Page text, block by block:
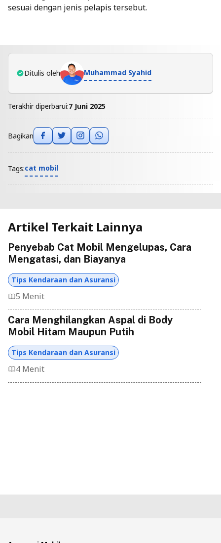
sesuai dengan jenis pelapis tersebut.
Ditulis oleh Muhammad Syahid
Terakhir diperbarui:7 Juni 2025
Bagikan
Tags:cat mobil
Artikel Terkait Lainnya
Penyebab Cat Mobil Mengelupas, Cara
Mengatasi, dan Biayanya
Tips Kendaraan dan Asuransi
5 Menit
Cara Menghilangkan Aspal di Body
Mobil Hitam Maupun Putih
Tips Kendaraan dan Asuransi
4 Menit